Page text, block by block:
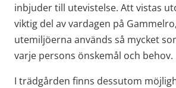
inbjuder till utevistelse. Att vistas
viktig del av vardagen på
utemiljöerna används så mycket
varje persons önskemål och behov.
I trädgården finns dessutom